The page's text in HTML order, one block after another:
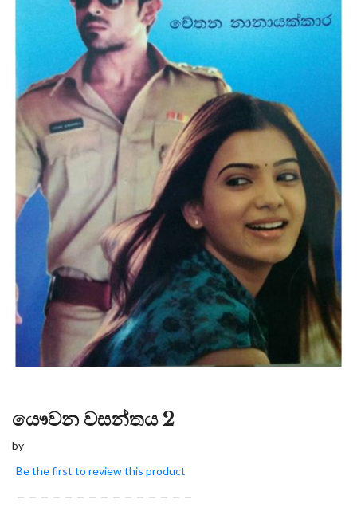
යෞවන වසන්තය 2
by
Be the first to review this product